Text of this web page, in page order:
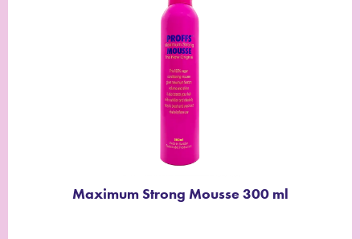
Maximum Strong Mousse 300 ml